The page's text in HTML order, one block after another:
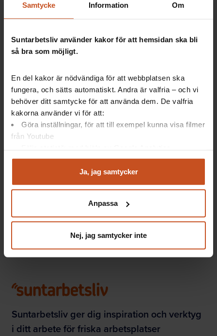
Samtycke Information Om
Suntarbetsliv använder kakor för att hemsidan ska bli
så bra som möjligt.
En del kakor är nödvändiga för att webbplatsen ska
fungera, och sätts automatiskt. Andra är valfria – och vi
behöver ditt samtycke för att använda dem. De valfria
kakorna använder vi för att:
Göra inställningar, för att till exempel kunna visa filmer
från Youtube
Analysera trafik för att kunna visa riktad information
Du kan när som helst återta ditt godkännande genom att
integritet@suntarbetsliv.se.
Ja, jag samtycker
Anpassa
Nej, jag samtycker inte
Vad är en arbetsplatsträff (APT)?
2025-03-24
Så fick de en bättre kommunikation på
jobbet
OSA
Suntarbetsliv ger dig inspiration och verktyg
i ditt arbete för friska arbetsplatser